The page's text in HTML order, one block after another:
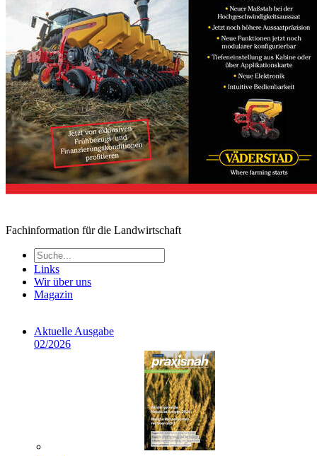
Fachinformation für die Landwirtschaft
Links
Wir über uns
Magazin
Aktuelle Ausgabe
02/2026